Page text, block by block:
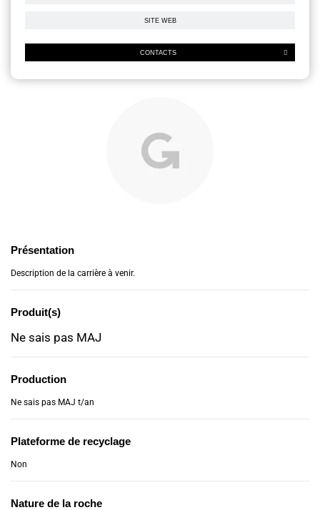
SITE WEB
CONTACTS
Présentation
Description de la carrière à venir.
Produit(s)
Ne sais pas MAJ
Production
Ne sais pas MAJ t/an
Plateforme de recyclage
Non
Nature de la roche